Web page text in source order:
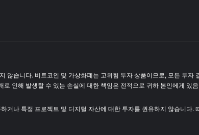
습니다. 비트코인 및 가상화폐는 고위험 투자 상품이므로, 모든 투
인해 발생할 수 있는 손실에 대한 책임은 전적으로 귀하 본인에게 있
나 특정 프로젝트 및 디지털 자산에 대한 투자를 권유하지 않습니다